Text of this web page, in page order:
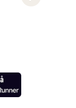
Next slide